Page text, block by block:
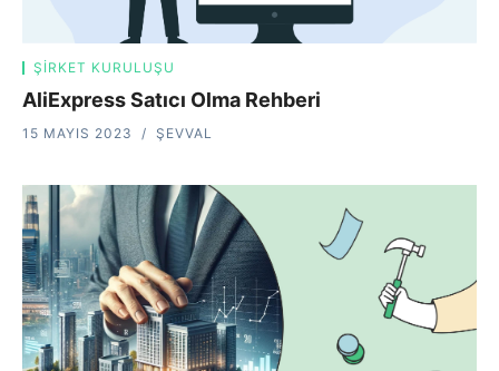
ŞIRKET KURULUŞU
AliExpress Satıcı Olma Rehberi
15 MAYIS 2023 ŞEVVAL